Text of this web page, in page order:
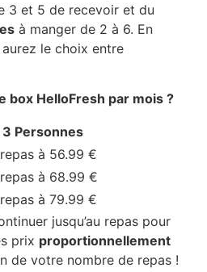
3 et 5 de recevoir et du
à manger de 2 à 6. En
le choix entre
box HelloFresh par mois ?
3 Personnes
à 56.99 €
à 68.99 €
à 79.99 €
jusqu’au repas pour
prix proportionnellement
de votre nombre de repas !